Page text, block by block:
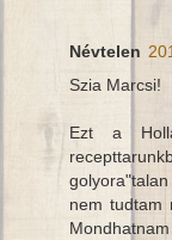
Névtelen
Szia Marcsi!
Ezt a
nem tudtam